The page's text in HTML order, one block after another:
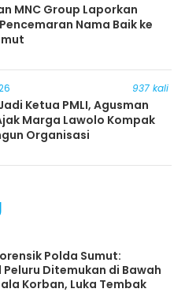
MNC Group Laporkan
Nama Baik ke
937 kali
Ketua PMLI, Agusman
Marga Lawolo Kompak
Organisasi
Polda Sumut:
Ditemukan di Bawah
Korban, Luka Tembak